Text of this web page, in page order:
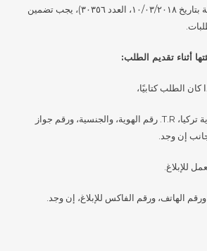
البيانات (الجريدة الرسمية بتاريخ ١٠/٠٣/٢٠١٨، العدد ٣٠٣٥٦)، يجب تضمين
أثناء تقديم الطلب:
كان الطلب كتابيًا،
بالنسبة لمواطني جمهورية تركيا، T.R. رقم الهوية، والجنسية، ورقم جواز
إن وجد.
للإبلاغ.
ورقم الهاتف، ورقم الفاكس للإبلاغ، إن وجد.